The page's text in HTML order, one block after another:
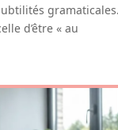
gramaticales.
d’être « au